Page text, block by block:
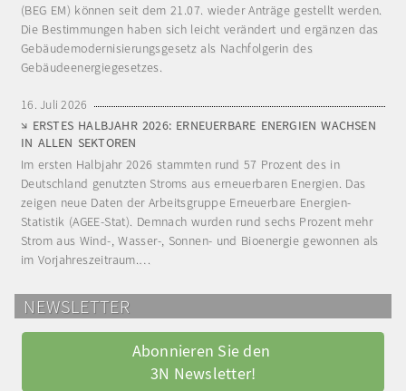
(BEG EM) können seit dem 21.07. wieder Anträge gestellt werden.
Die Bestimmungen haben sich leicht verändert und ergänzen das
Gebäudemodernisierungsgesetz als Nachfolgerin des
Gebäudeenergiegesetzes.
16. Juli 2026
ERSTES HALBJAHR 2026: ERNEUERBARE ENERGIEN WACHSEN
IN ALLEN SEKTOREN
Im ersten Halbjahr 2026 stammten rund 57 Prozent des in
Deutschland genutzten Stroms aus erneuerbaren Energien. Das
zeigen neue Daten der Arbeitsgruppe Erneuerbare Energien-
Statistik (AGEE-Stat). Demnach wurden rund sechs Prozent mehr
Strom aus Wind-, Wasser-, Sonnen- und Bioenergie gewonnen als
im Vorjahreszeitraum.…
NEWSLETTER
Abonnieren Sie den
3N Newsletter!